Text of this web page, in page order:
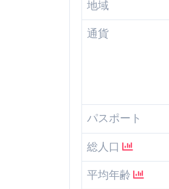
地域
通貨
パスポート
総人口
平均年齢